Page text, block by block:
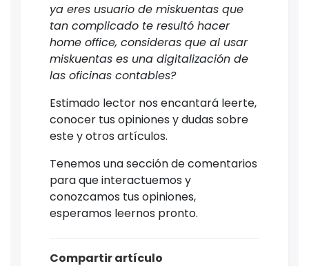
ya eres usuario de miskuentas que
tan complicado te resultó hacer
home office, consideras que al usar
miskuentas es una digitalización de
las oficinas contables?
Estimado lector nos encantará leerte,
conocer tus opiniones y dudas sobre
este y otros artículos.
Tenemos una sección de comentarios
para que interactuemos y
conozcamos tus opiniones,
esperamos leernos pronto.
Compartir artículo